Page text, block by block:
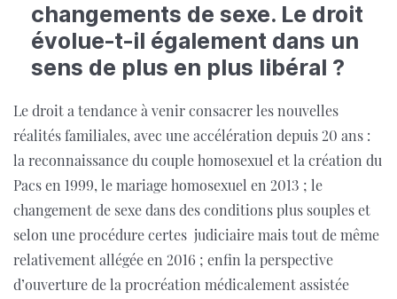
changements de sexe. Le droit
évolue-t-il également dans un
sens de plus en plus libéral ?
Le droit a tendance à venir consacrer les nouvelles
réalités familiales, avec une accélération depuis 20 ans :
la reconnaissance du couple homosexuel et la création du
Pacs en 1999, le mariage homosexuel en 2013 ; le
changement de sexe dans des conditions plus souples et
selon une procédure certes judiciaire mais tout de même
relativement allégée en 2016 ; enfin la perspective
d’ouverture de la procréation médicalement assistée